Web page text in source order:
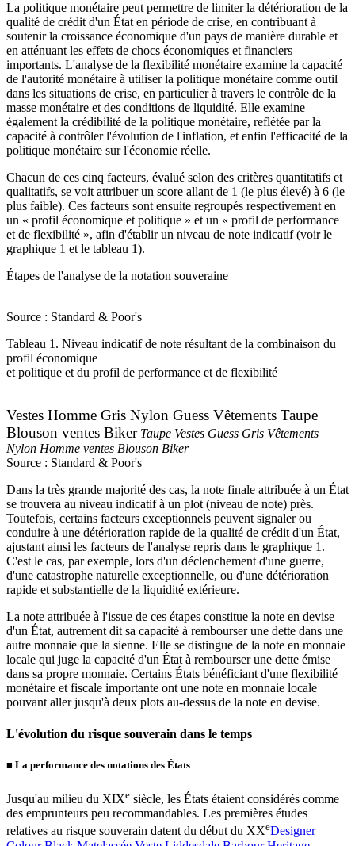
La politique monétaire peut permettre de limiter la détérioration de la
qualité de crédit d'un État en période de crise, en contribuant à
soutenir la croissance économique d'un pays de manière durable et
en atténuant les effets de chocs économiques et financiers
importants. L'analyse de la flexibilité monétaire examine la capacité
de l'autorité monétaire à utiliser la politique monétaire comme outil
dans les situations de crise, en particulier à travers le contrôle de la
masse monétaire et des conditions de liquidité. Elle examine
également la crédibilité de la politique monétaire, reflétée par la
capacité à contrôler l'évolution de l'inflation, et enfin l'efficacité de la
politique monétaire sur l'économie réelle.
Chacun de ces cinq facteurs, évalué selon des critères quantitatifs et
qualitatifs, se voit attribuer un score allant de 1 (le plus élevé) à 6 (le
plus faible). Ces facteurs sont ensuite regroupés respectivement en
un « profil économique et politique » et un « profil de performance
et de flexibilité », afin d'établir un niveau de note indicatif (voir le
graphique 1 et le tableau 1).
Étapes de l'analyse de la notation souveraine
Source : Standard & Poor's
Tableau 1. Niveau indicatif de note résultant de la combinaison du
profil économique
et politique et du profil de performance et de flexibilité
Vestes Homme Gris Nylon Guess Vêtements Taupe
Blouson ventes Biker Taupe Vestes Guess Gris Vêtements
Nylon Homme ventes Blouson Biker
Source : Standard & Poor's
Dans la très grande majorité des cas, la note finale attribuée à un État
se trouvera au niveau indicatif à un plot (niveau de note) près.
Toutefois, certains facteurs exceptionnels peuvent signaler ou
conduire à une détérioration rapide de la qualité de crédit d'un État,
ajustant ainsi les facteurs de l'analyse repris dans le graphique 1.
C'est le cas, par exemple, lors d'un déclenchement d'une guerre,
d'une catastrophe naturelle exceptionnelle, ou d'une détérioration
rapide et substantielle de la liquidité extérieure.
La note attribuée à l'issue de ces étapes constitue la note en devise
d'un État, autrement dit sa capacité à rembourser une dette dans une
autre monnaie que la sienne. Elle se distingue de la note en monnaie
locale qui juge la capacité d'un État à rembourser une dette émise
dans sa propre monnaie. Certains États bénéficiant d'une flexibilité
monétaire et fiscale importante ont une note en monnaie locale
pouvant aller jusqu'à deux plots au-dessus de la note en devise.
L'évolution du risque souverain dans le temps
■ La performance des notations des États
Jusqu'au milieu du XIXe siècle, les États étaient considérés comme
des emprunteurs peu recommandables. Les premières études
relatives au risque souverain datent du début du XXeDesigner